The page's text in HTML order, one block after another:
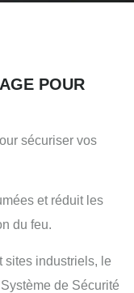
POUR
sécuriser vos
et réduit les
du feu.
sites industriels, le
de Sécurité